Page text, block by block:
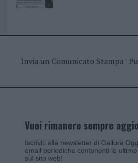
Invia un Comunicato Stampa|
Vuoi rimanere sempre
Iscriviti alla newsletter di Gallura
email periodiche contenenti le
sul sito web!